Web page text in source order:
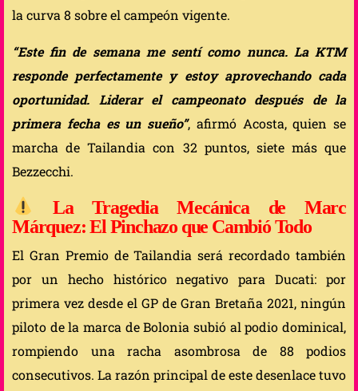
la curva 8 sobre el campeón vigente.
“Este fin de semana me sentí como nunca. La KTM
responde perfectamente y estoy aprovechando cada
oportunidad. Liderar el campeonato después de la
primera fecha es un sueño”, afirmó Acosta, quien se
marcha de Tailandia con 32 puntos, siete más que
Bezzecchi.
La Tragedia Mecánica de Marc
Márquez: El Pinchazo que Cambió Todo
El Gran Premio de Tailandia será recordado también
por un hecho histórico negativo para Ducati: por
primera vez desde el GP de Gran Bretaña 2021, ningún
piloto de la marca de Bolonia subió al podio dominical,
rompiendo una racha asombrosa de 88 podios
consecutivos. La razón principal de este desenlace tuvo